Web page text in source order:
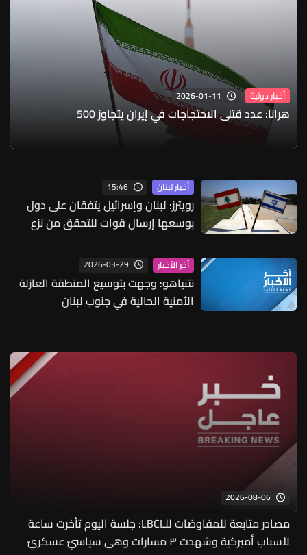
أخبار دولية 2026-01-11
هرانا: عدد قتلى الاحتجاجات في إيران يتجاوز 500
أخبار لبنان 15:46
رويترز: لبنان وإسرائيل يتفقان على دول
بوسعها إرسال قوات للتحقق من نزع
آخر الأخبار 2026-03-29
نتنياهو: وجهت بتوسيع المنطقة العازلة
الأمنية الحالية في جنوب لبنان
2026-08-06
مصادر متابعة للمفاوضات للـLBCI: جلسة اليوم تأخرت ساعة
لأسباب أميركية وشهدت ٣ مسارات وهي سياسيّ عسكريّ